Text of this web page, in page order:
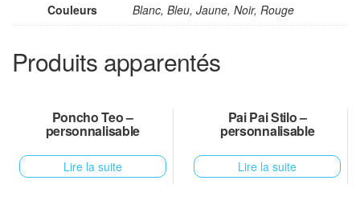
Couleurs Blanc, Bleu, Jaune, Noir, Rouge
Produits apparentés
Poncho Teo –
personnalisable
Lire la suite
Pai Pai Stilo –
personnalisable
Lire la suite